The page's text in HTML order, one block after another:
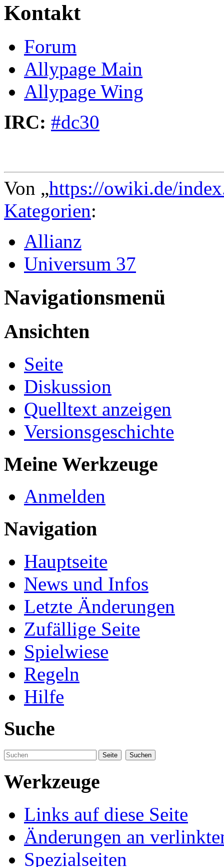
Kontakt
Forum
Allypage Main
Allypage Wing
IRC: #dc30
Von „https://owiki.de/
Kategorien:
Allianz
Universum 37
Navigationsmenü
Ansichten
Seite
Diskussion
Quelltext anzeigen
Versionsgeschichte
Meine Werkzeuge
Anmelden
Navigation
Hauptseite
News und Infos
Letzte Änderungen
Zufällige Seite
Spielwiese
Regeln
Hilfe
Suche
Werkzeuge
Links auf diese Seite
Änderungen an
Spezialseiten